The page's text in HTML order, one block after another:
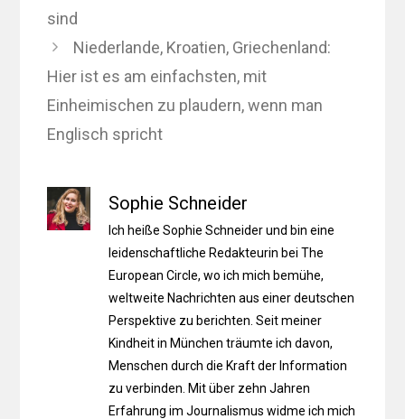
sind
Niederlande, Kroatien, Griechenland:
Hier ist es am einfachsten, mit
Einheimischen zu plaudern, wenn man
Englisch spricht
Sophie Schneider
Ich heiße Sophie Schneider und bin eine
leidenschaftliche Redakteurin bei The
European Circle, wo ich mich bemühe,
weltweite Nachrichten aus einer deutschen
Perspektive zu berichten. Seit meiner
Kindheit in München träumte ich davon,
Menschen durch die Kraft der Information
zu verbinden. Mit über zehn Jahren
Erfahrung im Journalismus widme ich mich